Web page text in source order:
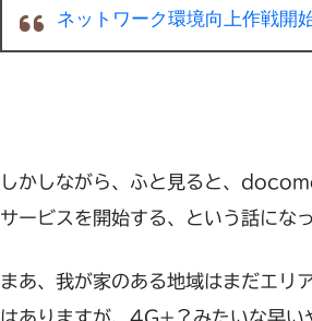
ネットワーク環境向上作戦開
しかしながら、ふと見ると、
サービスを開始する、という話にな
まあ、我が家のある地域はまだエリ